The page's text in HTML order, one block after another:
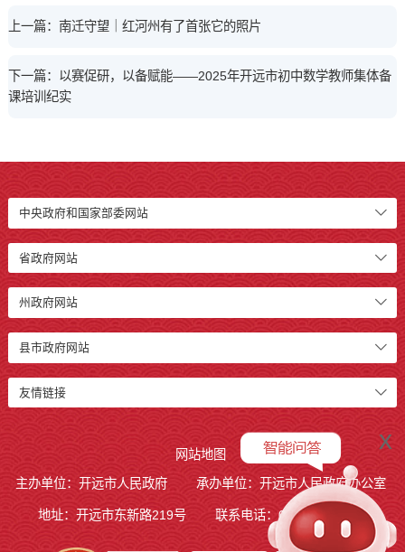
上一篇：南迁守望｜红河州有了首张它的照片
下一篇：以赛促研，以备赋能——2025年开远市初中数学教师集体备
课培训纪实
中央政府和国家部委网站
省政府网站
州政府网站
县市政府网站
友情链接
网站地图
主办单位：开远市人民政府
承办单位：开远市人民政府办公室
地址：开远市东新路219号 联系电话：0873-7236877
x